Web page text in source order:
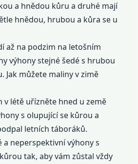
a hnědou kůru a druhé mají
hnědou, hrubou a kůra se u
až na podzim na letošním
výhony stejné šedé s hrubou
Jak můžete maliny v zimě
v létě uřízněte hned u země
s olupující se kůrou a
letních táboráků.
a neperspektivní výhony s
tak, aby vám zůstal vždy